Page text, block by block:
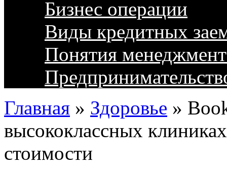
Бизнес операции
Виды кредитных
Понятия
Главная » Здоровье »
высококлассных
стоимости